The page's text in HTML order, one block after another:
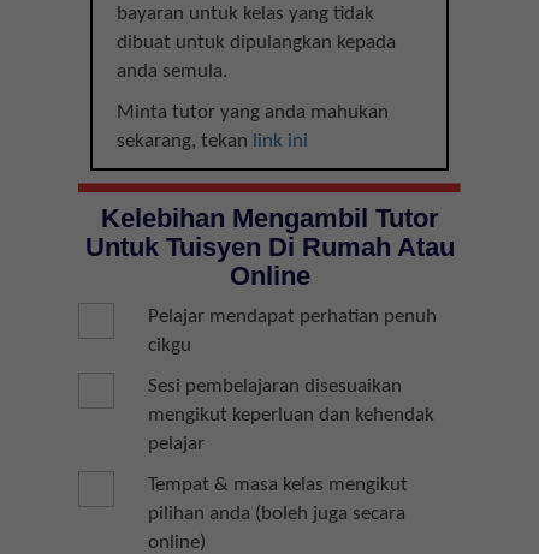
bayaran untuk kelas yang tidak
dibuat untuk dipulangkan kepada
anda semula.
Minta tutor yang anda mahukan
sekarang, tekan link ini
Kelebihan Mengambil Tutor
Untuk Tuisyen Di Rumah Atau
Online
Pelajar mendapat perhatian penuh
cikgu
Sesi pembelajaran disesuaikan
mengikut keperluan dan kehendak
pelajar
Tempat & masa kelas mengikut
pilihan anda (boleh juga secara
online)